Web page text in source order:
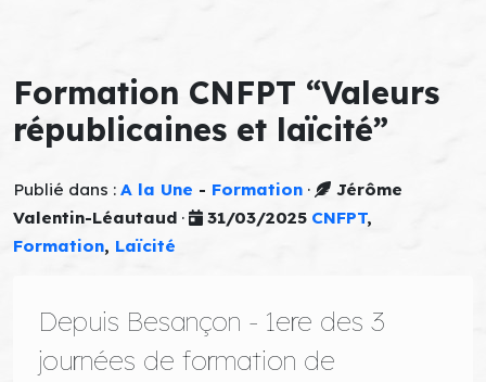
Formation CNFPT “Valeurs
républicaines et laïcité”
Publié dans : A la Une - Formation ·
Jérôme
Valentin-Léautaud · 31/03/2025 CNFPT,
Formation, Laïcité
Depuis Besançon - 1ere des 3
journées de formation de